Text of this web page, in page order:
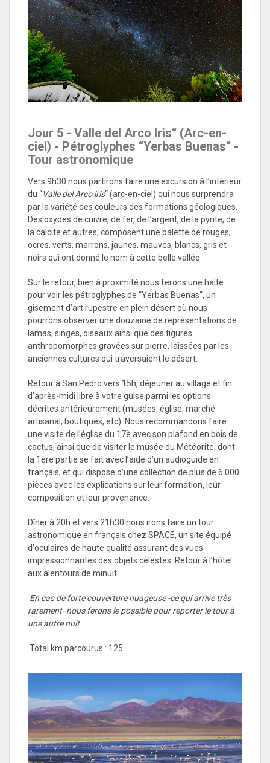
Jour 5 - Valle del Arco Iris“ (Arc-en-
ciel) - Pétroglyphes “Yerbas Buenas“ -
Tour astronomique
Vers 9h30 nous partirons faire une excursion à l’intérieur
du “Valle del Arco iris“ (arc-en-ciel) qui nous surprendra
par la variété des couleurs des formations géologiques.
Des oxydes de cuivre, de fer, de l’argent, de la pyrite, de
la calcite et autres, composent une palette de rouges,
ocres, verts, marrons, jaunes, mauves, blancs, gris et
noirs qui ont donné le nom à cette belle vallée.
Sur le retour, bien à proximité nous ferons une halte
pour voir les pétroglyphes de “Yerbas Buenas“, un
gisement d’art rupestre en plein désert où nous
pourrons observer une douzaine de représentations de
lamas, singes, oiseaux ainsi que des figures
anthropomorphes gravées sur pierre, laissées par les
anciennes cultures qui traversaient le désert.
Retour à San Pedro vers 15h, déjeuner au village et fin
d’après-midi libre à votre guise parmi les options
décrites antérieurement (musées, église, marché
artisanal, boutiques, etc). Nous recommandons faire
une visite de l’église du 17è avec son plafond en bois de
cactus, ainsi que de visiter le musée du Météorite, dont
la 1ère partie se fait avec l’aide d’un audioguide en
français, et qui dispose d’une collection de plus de 6.000
pièces avec les explications sur leur formation, leur
composition et leur provenance.
Dîner à 20h et vers 21h30 nous irons faire un tour
astronomique en français chez SPACE, un site équipé
d'oculaires de haute qualité assurant des vues
impressionnantes des objets célestes. Retour à l’hôtel
aux alentours de minuit.
En cas de forte couverture nuageuse -ce qui arrive très
rarement- nous ferons le possible pour reporter le tour à
une autre nuit
Total km parcourus : 125